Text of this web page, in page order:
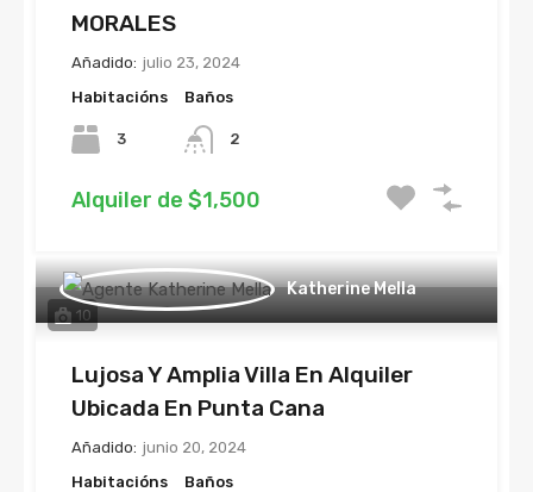
MORALES
Añadido: julio 23, 2024
Habitacións
3
Baños
2
Alquiler de $1,500
10
Katherine Mella
Lujosa Y Amplia Villa En Alquiler
Ubicada En Punta Cana
Añadido: junio 20, 2024
Habitacións
Baños